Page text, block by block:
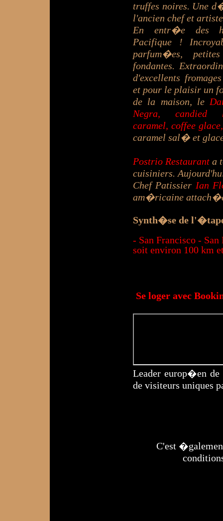
truffes noires. Une
l'ancien chef et
En entr�e des
Pacifique !
parfum�es,
fondantes.
d'excellents
et pour le plaisir un
de la maison, le
Negra, candied
caramel, coffee
caramel sal� et
Postrio Restaurant a
cuisiniers.
Chef Patissier Ian
am�ricaine
Synth�se de
- San Francisco -
soit environ 100 km
Se loger avec
Leader europ�en
de visiteurs uniques
C'est